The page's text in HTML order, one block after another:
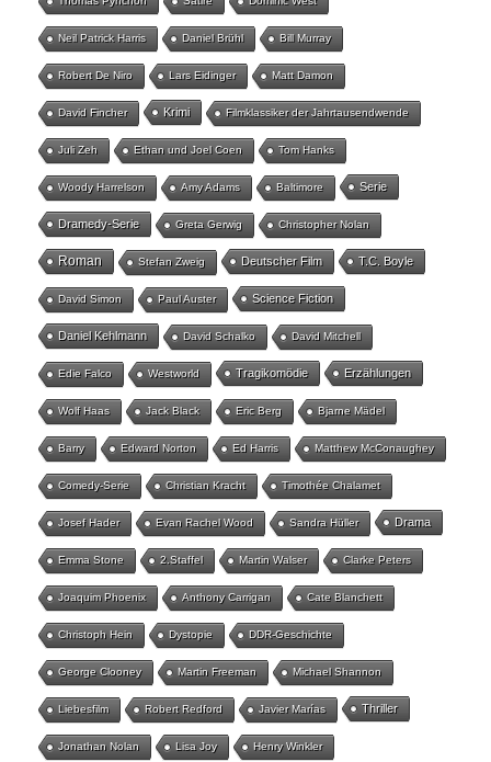
Neil Patrick Harris Daniel Brühl Bill Murray
Robert De Niro Lars Eidinger Matt Damon
David Fincher Krimi Filmklassiker der Jahrtausendwende
Juli Zeh Ethan und Joel Coen Tom Hanks
Woody Harrelson Amy Adams Baltimore Serie
Dramedy-Serie Greta Gerwig Christopher Nolan
Roman Stefan Zweig Deutscher Film T.C. Boyle
David Simon Paul Auster Science Fiction
Daniel Kehlmann David Schalko David Mitchell
Edie Falco Westworld Tragikomödie Erzählungen
Wolf Haas Jack Black Eric Berg Bjarne Mädel
Barry Edward Norton Ed Harris Matthew McConaughey
Comedy-Serie Christian Kracht Timothée Chalamet
Josef Hader Evan Rachel Wood Sandra Hüller Drama
Emma Stone 2.Staffel Martin Walser Clarke Peters
Joaquim Phoenix Anthony Carrigan Cate Blanchett
Christoph Hein Dystopie DDR-Geschichte
George Clooney Martin Freeman Michael Shannon
Liebesfilm Robert Redford Javier Marías Thriller
Jonathan Nolan Lisa Joy Henry Winkler